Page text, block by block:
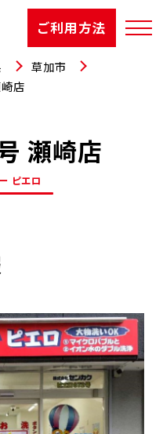
ご利用方法
理由
ラム
ご質問
草加市
店
瀬崎店
ピエロ